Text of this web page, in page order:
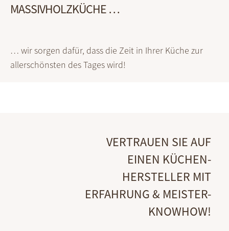
MASSIVHOLZKÜCHE …
… wir sorgen dafür, dass die Zeit in Ihrer Küche zur
allerschönsten des Tages wird!
VERTRAUEN SIE AUF
EINEN KÜCHEN-
HERSTELLER MIT
ERFAHRUNG & MEISTER-
KNOWHOW!